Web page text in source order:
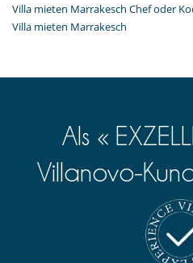
Villa mieten Marrakesch Chef oder
Villa mieten Marrakesch
Als «
Villanovo-